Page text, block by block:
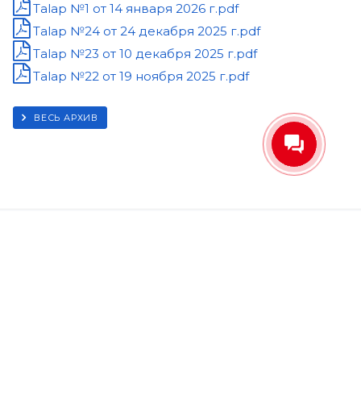
Talap №1 от 14 января 2026 г.pdf
Talap №24 от 24 декабря 2025 г.pdf
Talap №23 от 10 декабря 2025 г.pdf
Talap №22 от 19 ноября 2025 г.pdf
ВЕСЬ АРХИВ